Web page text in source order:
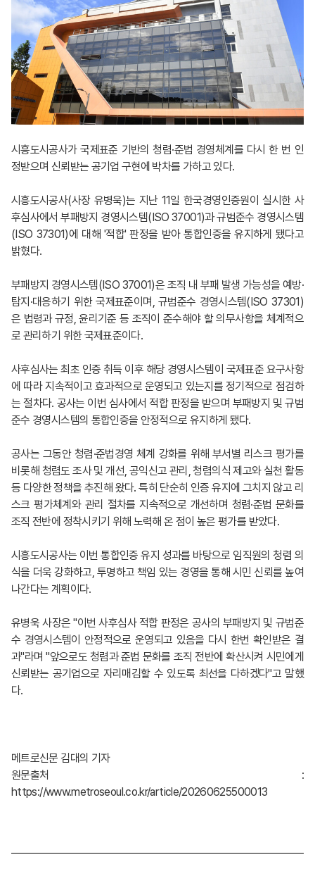
시흥도시공사가 국제표준 기반의 청렴·준법 경영체계를 다시 한 번 인
정받으며 신뢰받는 공기업 구현에 박차를 가하고 있다.
시흥도시공사(사장 유병욱)는 지난 11일 한국경영인증원이 실시한 사
후심사에서 부패방지 경영시스템(ISO 37001)과 규범준수 경영시스템
(ISO 37301)에 대해 '적합' 판정을 받아 통합인증을 유지하게 됐다고
밝혔다.
부패방지 경영시스템(ISO 37001)은 조직 내 부패 발생 가능성을 예방·
탐지·대응하기 위한 국제표준이며, 규범준수 경영시스템(ISO 37301)
은 법령과 규정, 윤리기준 등 조직이 준수해야 할 의무사항을 체계적으
로 관리하기 위한 국제표준이다.
사후심사는 최초 인증 취득 이후 해당 경영시스템이 국제표준 요구사항
에 따라 지속적이고 효과적으로 운영되고 있는지를 정기적으로 점검하
는 절차다. 공사는 이번 심사에서 적합 판정을 받으며 부패방지 및 규범
준수 경영시스템의 통합인증을 안정적으로 유지하게 됐다.
공사는 그동안 청렴·준법경영 체계 강화를 위해 부서별 리스크 평가를
비롯해 청렴도 조사 및 개선, 공익신고 관리, 청렴의식 제고와 실천 활동
등 다양한 정책을 추진해 왔다. 특히 단순히 인증 유지에 그치지 않고 리
스크 평가체계와 관리 절차를 지속적으로 개선하며 청렴·준법 문화를
조직 전반에 정착시키기 위해 노력해 온 점이 높은 평가를 받았다.
시흥도시공사는 이번 통합인증 유지 성과를 바탕으로 임직원의 청렴 의
식을 더욱 강화하고, 투명하고 책임 있는 경영을 통해 시민 신뢰를 높여
나간다는 계획이다.
유병욱 사장은 "이번 사후심사 적합 판정은 공사의 부패방지 및 규범준
수 경영시스템이 안정적으로 운영되고 있음을 다시 한번 확인받은 결
과"라며 "앞으로도 청렴과 준법 문화를 조직 전반에 확산시켜 시민에게
신뢰받는 공기업으로 자리매김할 수 있도록 최선을 다하겠다"고 말했
다.
메트로신문 김대의 기자
원문출처 :
https://www.metroseoul.co.kr/article/20260625500013